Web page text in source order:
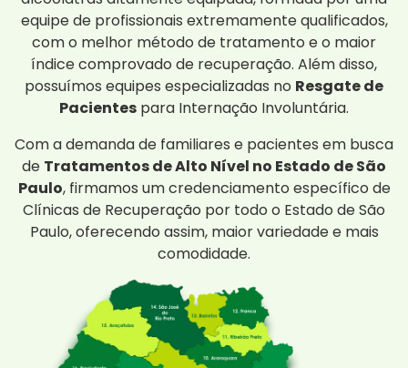
equipe de profissionais extremamente qualificados,
com o melhor método de tratamento e o maior
índice comprovado de recuperação. Além disso,
possuímos equipes especializadas no Resgate de
Pacientes para Internação Involuntária.
Com a demanda de familiares e pacientes em busca
de Tratamentos de Alto Nível no Estado de São
Paulo, firmamos um credenciamento específico de
Clínicas de Recuperação por todo o Estado de São
Paulo, oferecendo assim, maior variedade e mais
comodidade.